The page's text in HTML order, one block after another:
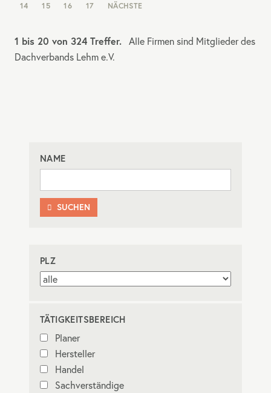
14
15 16 17 NÄCHSTE
1 bis 20 von 324 Treffer. Alle Firmen sind Mitglieder des
Dachverbands Lehm e.V.
NAME
 SUCHEN
PLZ
TÄTIGKEITSBEREICH
Planer
Hersteller
Handel
Sachverständige